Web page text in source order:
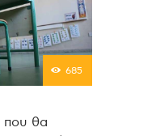
685
που θα